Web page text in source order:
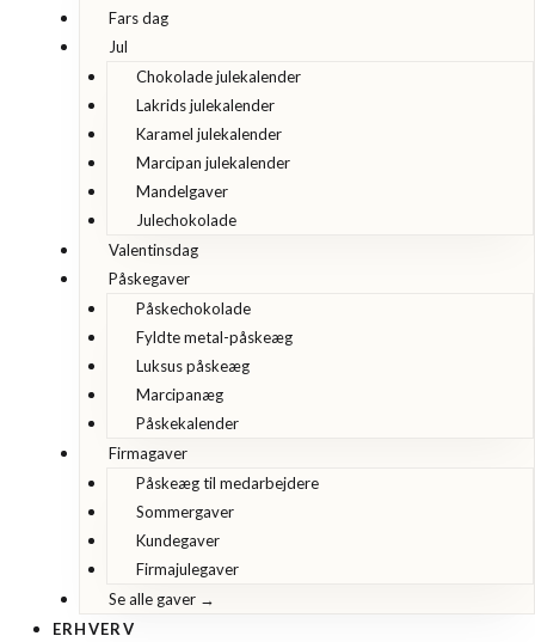
Fars dag
Jul
Chokolade julekalender
Lakrids julekalender
Karamel julekalender
Marcipan julekalender
Mandelgaver
Julechokolade
Valentinsdag
Påskegaver
Påskechokolade
Fyldte metal-påskeæg
Luksus påskeæg
Marcipanæg
Påskekalender
Firmagaver
Påskeæg til medarbejdere
Sommergaver
Kundegaver
Firmajulegaver
Se alle gaver →
ERHVERV